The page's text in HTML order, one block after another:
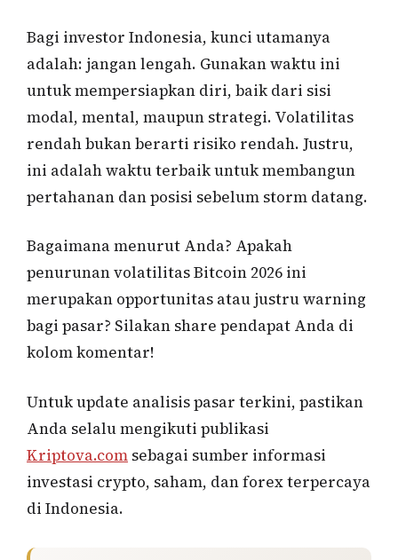
Bagi investor Indonesia, kunci utamanya
adalah: jangan lengah. Gunakan waktu ini
untuk mempersiapkan diri, baik dari sisi
modal, mental, maupun strategi. Volatilitas
rendah bukan berarti risiko rendah. Justru,
ini adalah waktu terbaik untuk membangun
pertahanan dan posisi sebelum storm datang.
Bagaimana menurut Anda? Apakah
penurunan volatilitas Bitcoin 2026 ini
merupakan opportunitas atau justru warning
bagi pasar? Silakan share pendapat Anda di
kolom komentar!
Untuk update analisis pasar terkini, pastikan
Anda selalu mengikuti publikasi
Kriptova.com sebagai sumber informasi
investasi crypto, saham, dan forex terpercaya
di Indonesia.